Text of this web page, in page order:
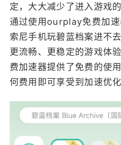
定，大大减少了进入游戏
通过使用ourplay免费加
索尼手机玩碧蓝档案进不
更流畅、更稳定的游戏体
费加速器提供了免费的使
何费用即可享受到加速优化